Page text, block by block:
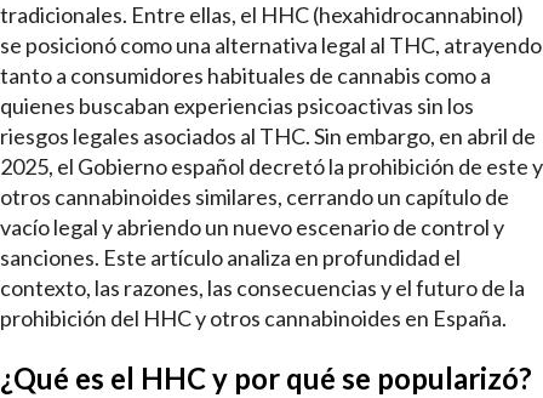
tradicionales. Entre ellas, el HHC (hexahidrocannabinol)
se posicionó como una alternativa legal al THC, atrayendo
tanto a consumidores habituales de cannabis como a
quienes buscaban experiencias psicoactivas sin los
riesgos legales asociados al THC. Sin embargo, en abril de
2025, el Gobierno español decretó la prohibición de este y
otros cannabinoides similares, cerrando un capítulo de
vacío legal y abriendo un nuevo escenario de control y
sanciones. Este artículo analiza en profundidad el
contexto, las razones, las consecuencias y el futuro de la
prohibición del HHC y otros cannabinoides en España.
¿Qué es el HHC y por qué se popularizó?